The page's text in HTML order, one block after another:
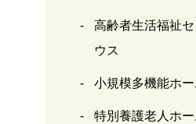
高齢者生活福祉
ウス
小規模多機能ホ
特別養護老人ホ